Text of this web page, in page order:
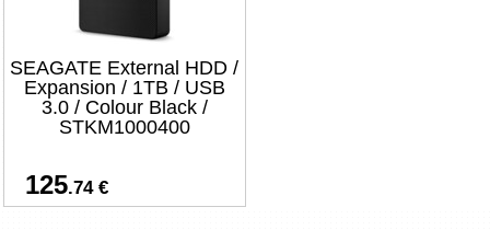
SEAGATE External HDD /
Expansion / 1TB / USB
3.0 / Colour Black /
STKM1000400
125.74 €